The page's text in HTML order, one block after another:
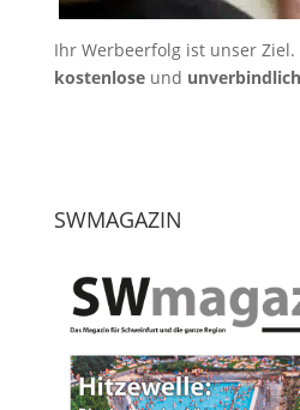
Ihr Werbeerfolg ist unser
kostenloseund
SWMAGAZIN